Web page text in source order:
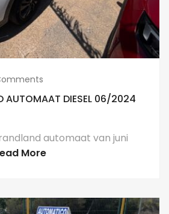
AUTOMAAT DIESEL 06/2024
automaat van juni
More